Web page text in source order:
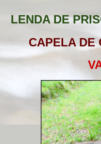
LENDA DE
CAPELA DE